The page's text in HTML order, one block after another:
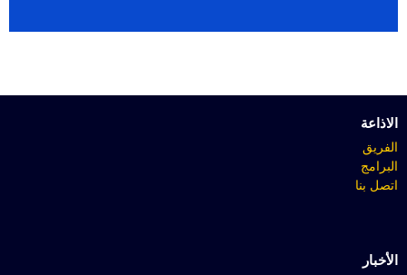
الاذاعة
الفريق
البرامج
اتصل بنا
الأخبار